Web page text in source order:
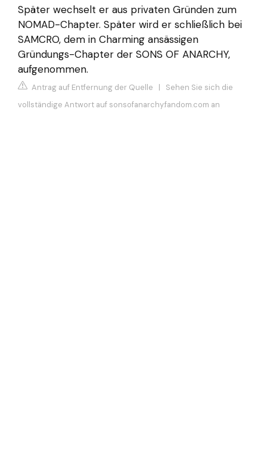
Später wechselt er aus privaten Gründen zum
NOMAD-Chapter. Später wird er schließlich bei
SAMCRO, dem in Charming ansässigen
Gründungs-Chapter der SONS OF ANARCHY,
aufgenommen.
Antrag auf Entfernung der Quelle | Sehen Sie sich die
vollständige Antwort auf sonsofanarchy.fandom.com an